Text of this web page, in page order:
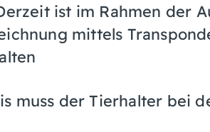
ist im Rahmen der
mittels
muss der Tierhalter bei